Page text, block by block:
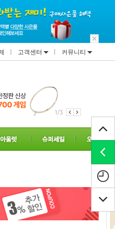
고객센터 커뮤니티
1/3